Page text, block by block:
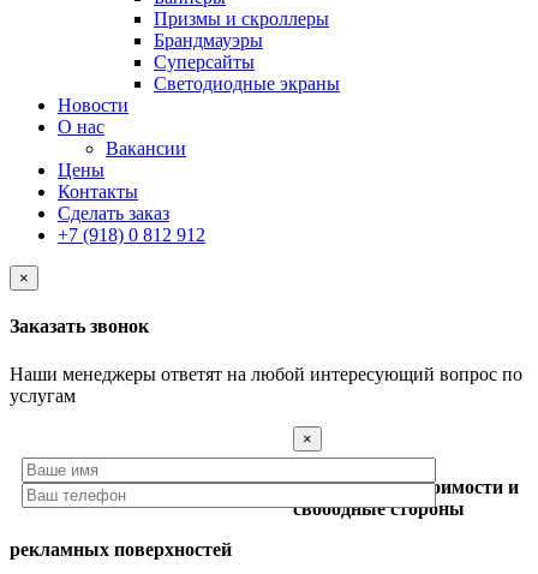
Призмы и скроллеры
Брандмауэры
Суперсайты
Cветодиодные экраны
Новости
О нас
Вакансии
Цены
Контакты
Сделать заказ
+7 (918) 0 812 912
×
Заказать звонок
Наши менеджеры ответят на любой интересующий вопрос по
услугам
×
Предоставим стоимости и
свободные стороны
рекламных поверхностей